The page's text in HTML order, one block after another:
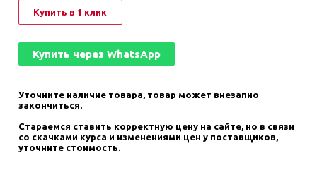
Купить в 1 клик
Купить через WhatsApp
Уточните наличие товара, товар может внезапно
закончиться.
Стараемся ставить корректную цену на сайте, но в связи
со скачками курса и изменениями цен у поставщиков,
уточните стоимость.